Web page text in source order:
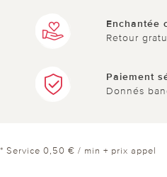
Enchantée
Retour
Paiement
Donnés
* Service 0,50 € / min + prix appel